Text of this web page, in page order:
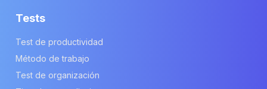
Tests
Test de productividad
Método de trabajo
Test de organización